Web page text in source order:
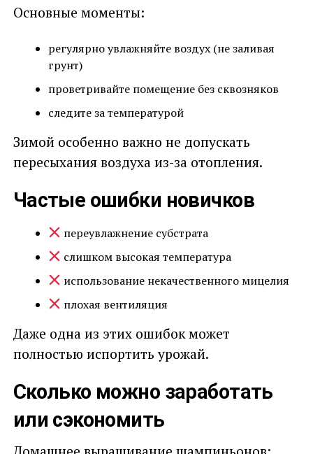
Основные моменты:
регулярно увлажняйте воздух (не заливая
грунт)
проветривайте помещение без сквозняков
следите за температурой
Зимой особенно важно не допускать
пересыхания воздуха из-за отопления.
Частые ошибки новичков
переувлажнение субстрата
слишком высокая температура
использование некачественного мицелия
плохая вентиляция
Даже одна из этих ошибок может
полностью испортить урожай.
Сколько можно заработать
или сэкономить